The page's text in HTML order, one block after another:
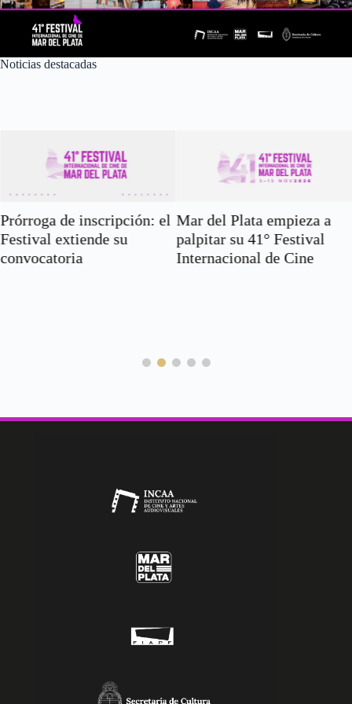
Noticias destacadas
Prórroga de inscripción: el
Festival extiende su
convocatoria
Mar del Plata empieza a
palpitar su 41° Festival
Internacional de Cine